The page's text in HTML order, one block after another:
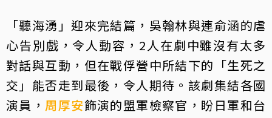
「聽海湧」迎來完結篇，吳翰林與連俞涵的虐
心告別戲，令人動容，2人在劇中雖沒有太多
對話與互動，但在戰俘營中所結下的「生死之
交」能否走到最後，令人期待。該劇集結各國
演員， 周厚安飾演的盟軍檢察官，盼日軍和台